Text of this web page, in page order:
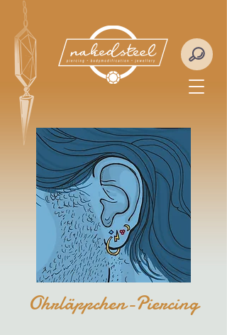
Ohrläppchen-Piercing